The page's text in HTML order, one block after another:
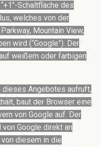
Schaltfläche des
welches von der
Mountain View,
wird (“Google”). Der
weißem oder farbigen
Angebotes aufruft,
baut der Browser eine
von Google auf. Der
von Google direkt an
diesem in die